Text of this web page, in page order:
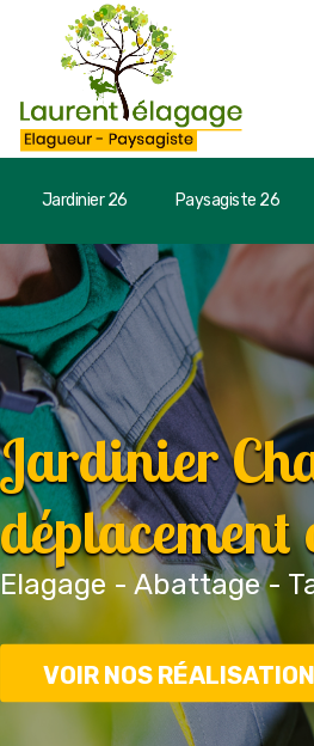
Jardinier 26 Paysagiste 26
Jardinier
Elagage - Abattage -
VOIR NOS